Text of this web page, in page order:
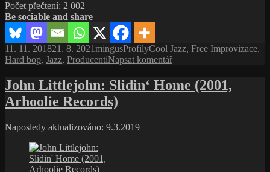
ať
žije
jazzová
improvizace
Počet přečtení: 2 002
Be sociable and share
Publikováno:
11. 11. 201821. 8. 2021Autor:
mingusRubriky:
ProfilyŠtítky:
Cool Jazz, Free Improvizace,
Hard bop, Jazz, ProducentiNapsat komentářpro
s
názvem
John Littlejohn: Slidin‘ Home (2001,
Arhoolie Records)
Naposledy aktualizováno: 9.3.2019